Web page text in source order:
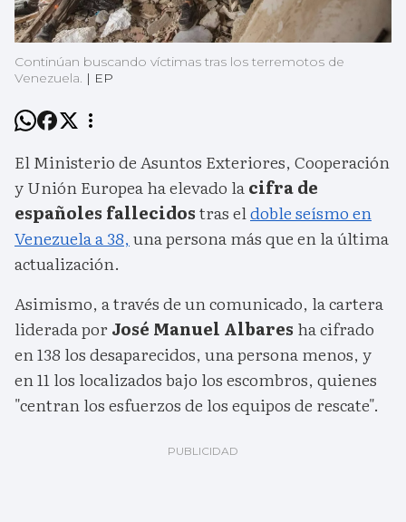
Continúan buscando víctimas tras los terremotos de
Venezuela. | EP
El Ministerio de Asuntos Exteriores, Cooperación
y Unión Europea ha elevado lacifra de
españoles fallecidostras eldoble seísmo en
Venezuela a 38,una persona más que en la última
actualización.
Asimismo, a través de un comunicado, la cartera
liderada porJosé Manuel Albares ha cifrado
en 138 los desaparecidos, una persona menos, y
en 11 los localizados bajo los escombros, quienes
"centran los esfuerzos de los equipos de rescate".